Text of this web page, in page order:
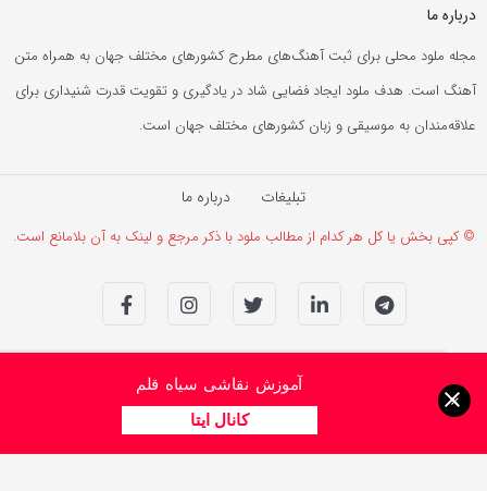
درباره ما
مجله ملود محلی برای ثبت آهنگ‌های مطرح کشورهای مختلف جهان به همراه متن
آهنگ است. هدف ملود ایجاد فضایی شاد در یادگیری و تقویت قدرت شنیداری برای
علاقه‌مندان به موسیقی و زبان کشورهای مختلف جهان است.
تبلیغات درباره ما
© کپی بخش یا کل هر کدام از مطالب ملود با ذکر مرجع و لینک به آن بلامانع است.
آموزش نقاشی سیاه قلم
کانال ایتا
×